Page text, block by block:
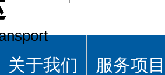
关于我们 服务项目